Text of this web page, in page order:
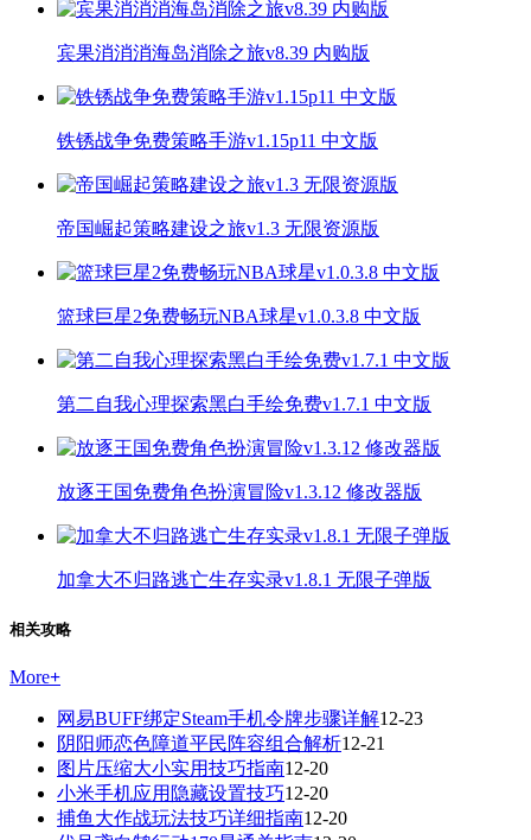
宾果消消消海岛消除之旅v8.39 内购版
铁锈战争免费策略手游v1.15p11 中文版
帝国崛起策略建设之旅v1.3 无限资源版
篮球巨星2免费畅玩NBA球星v1.0.3.8 中文版
第二自我心理探索黑白手绘免费v1.7.1 中文版
放逐王国免费角色扮演冒险v1.3.12 修改器版
加拿大不归路逃亡生存实录v1.8.1 无限子弹版
相关攻略
More+
网易BUFF绑定Steam手机令牌步骤详解12-23
阴阳师恋色障道平民阵容组合解析12-21
图片压缩大小实用技巧指南12-20
小米手机应用隐藏设置技巧12-20
捕鱼大作战玩法技巧详细指南12-20